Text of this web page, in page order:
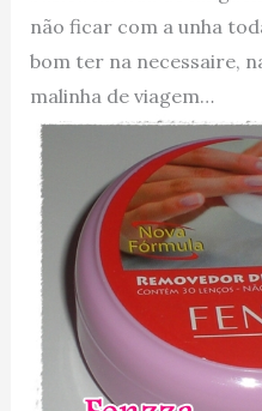
não ficar com a unha
bom ter na necessaire,
malinha de viagem…